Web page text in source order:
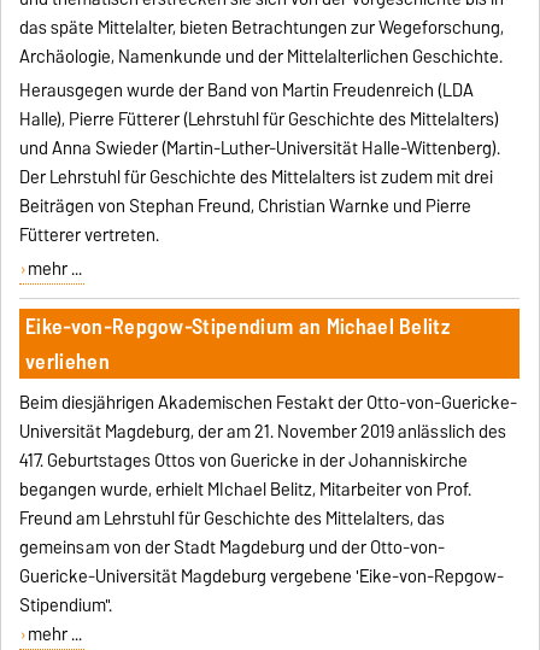
das späte Mittelalter, bieten Betrachtungen zur Wegeforschung,
Archäologie, Namenkunde und der Mittelalterlichen Geschichte.
Herausgegen wurde der Band von Martin Freudenreich (LDA
Halle), Pierre Fütterer (Lehrstuhl für Geschichte des Mittelalters)
und Anna Swieder (Martin-Luther-Universität Halle-Wittenberg).
Der Lehrstuhl für Geschichte des Mittelalters ist zudem mit drei
Beiträgen von Stephan Freund, Christian Warnke und Pierre
Fütterer vertreten.
mehr ...
Eike-von-Repgow-Stipendium an Michael Belitz
verliehen
Beim diesjährigen Akademischen Festakt der Otto-von-Guericke-
Universität Magdeburg, der am 21. November 2019 anlässlich des
417. Geburtstages Ottos von Guericke in der Johanniskirche
begangen wurde, erhielt MIchael Belitz, Mitarbeiter von Prof.
Freund am Lehrstuhl für Geschichte des Mittelalters, das
gemeinsam von der Stadt Magdeburg und der Otto-von-
Guericke-Universität Magdeburg vergebene 'Eike-von-Repgow-
Stipendium".
mehr ...